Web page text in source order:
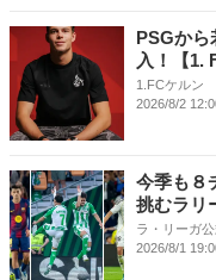
PSGから
入！【1.
1.FCケルン
2026/8/2
今季も８
挑むラリ
ラ・リーガ
2026/8/1